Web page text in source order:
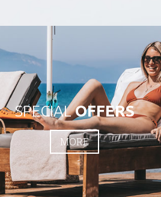
ВИДОМ НА МОРЕ
БОЛЬШЕ